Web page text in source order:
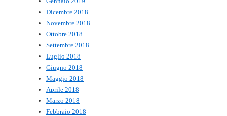
Dicembre 2018
Novembre 2018
Ottobre 2018
Settembre 2018
Luglio 2018
Giugno 2018
Maggio 2018
Aprile 2018
Marzo 2018
Febbraio 2018